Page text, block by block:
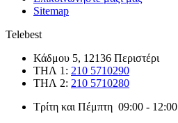
Sitemap
Telebest
Κάδμου 5, 12136 Περιστέρι
ΤΗΛ 1: 210 5710290
ΤΗΛ 2: 210 5710280
Τρίτη και Πέμπτη 09:00 - 12:00